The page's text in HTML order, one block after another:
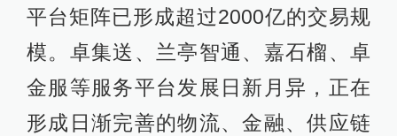
平台矩阵已形成超过2000亿的交易规
模。卓集送、兰亭智通、嘉石榴、卓
金服等服务平台发展日新月异，正在
形成日渐完善的物流、金融、供应链